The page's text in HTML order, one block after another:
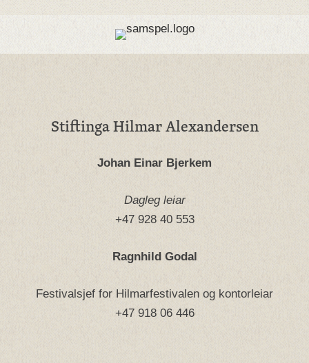
Stiftinga Hilmar Alexandersen
Johan Einar Bjerkem
Dagleg leiar
+47 928 40 553
Ragnhild Godal
Festivalsjef for Hilmarfestivalen og kontorleiar
+47 918 06 446